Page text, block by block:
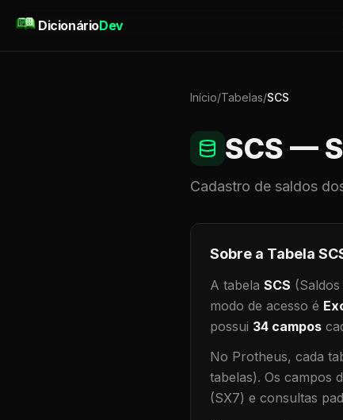
DicionárioDev
Início/Tabelas/SCS
SCS —
Cadastro de saldos
Sobre a Tabela
A tabela SCS
modo de acesso é
possui 34 campos
No Protheus, cada
tabelas). Os campos
(SX7) e consultas